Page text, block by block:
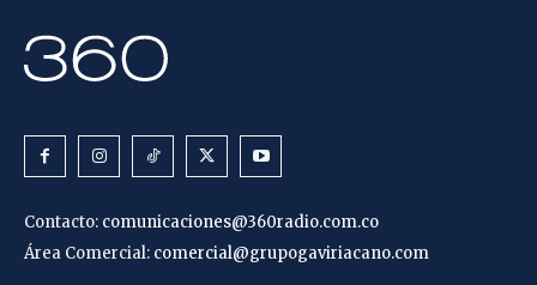
Contacto: comunicaciones@360radio.com.co
Área Comercial: comercial@grupogaviriacano.com